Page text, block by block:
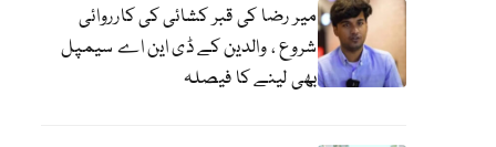
میر رضا کی قبر کشائی کی کارروائی
شروع ، والدین کے ڈی این اے سیمپل
بھی لینے کا فیصلہ